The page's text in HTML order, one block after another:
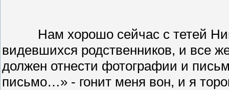
Нам хорошо сейчас с тетей
видевшихся родственников, и все
должен отнести фотографии и
письмо…» - гонит меня вон, и я